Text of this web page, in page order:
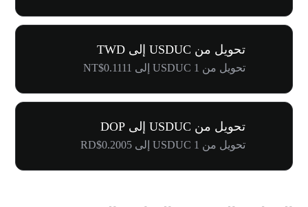
تحويل من USDUC إلى TWD
تحويل من 1 USDUC إلى NT$0.1111
تحويل من USDUC إلى DOP
تحويل من 1 USDUC إلى RD$0.2005